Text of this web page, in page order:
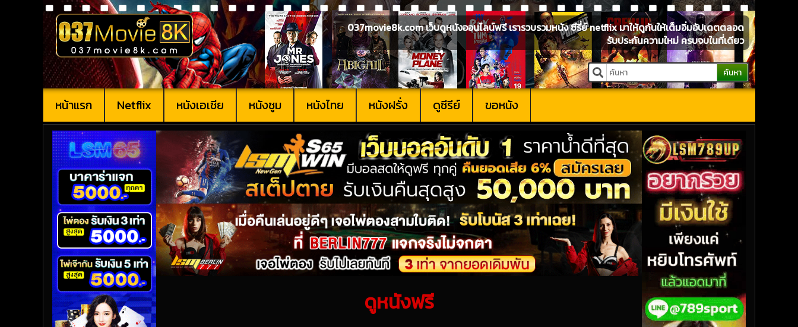
037movie8k.com เว็บดูหนังออนไลน์ฟรี เรารวบรวมหนัง ซีรี่ย์ netflix มาให้ดูกันให้เต็มอิ่มอัปเดตตลอด
รับประกันความใหม่ ครบจบในที่เดียว
ค้นหา
หน้าแรก Netflix หนังเอเชีย หนังซูม หนังไทย หนังฝรั่ง ดูซีรีย์ ขอหนัง
ดูหนังฟรี